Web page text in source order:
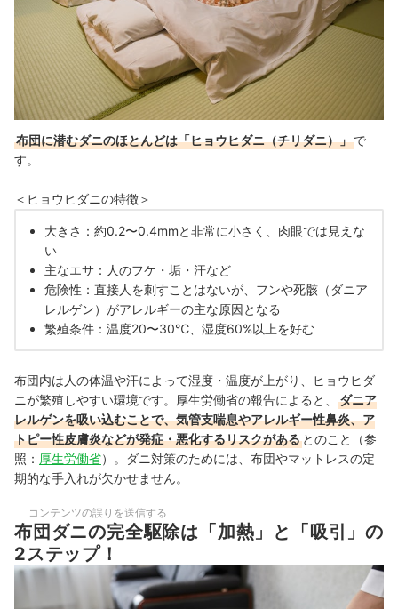
布団に潜むダニのほとんどは「ヒョウヒダニ（チリダニ）」で
す。
＜ヒョウヒダニの特徴＞
大きさ：約0.2〜0.4mmと非常に小さく、肉眼では見えな
い
主なエサ：人のフケ・垢・汗など
危険性：直接人を刺すことはないが、フンや死骸（ダニア
レルゲン）がアレルギーの主な原因となる
繁殖条件：温度20〜30℃、湿度60%以上を好む
布団内は人の体温や汗によって湿度・温度が上がり、ヒョウヒダ
ニが繁殖しやすい環境です。厚生労働省の報告によると、
ダニア
レルゲンを吸い込むことで、気管支喘息やアレルギー性鼻炎、ア
トピー性皮膚炎などが発症・悪化するリスクがある とのこと（参
照： 厚生労働省）。ダニ対策のためには、布団やマットレスの定
期的な手入れが欠かせません。
コンテンツの誤りを送信する
布団ダニの完全駆除は「加熱」と「吸引」の
2ステップ！